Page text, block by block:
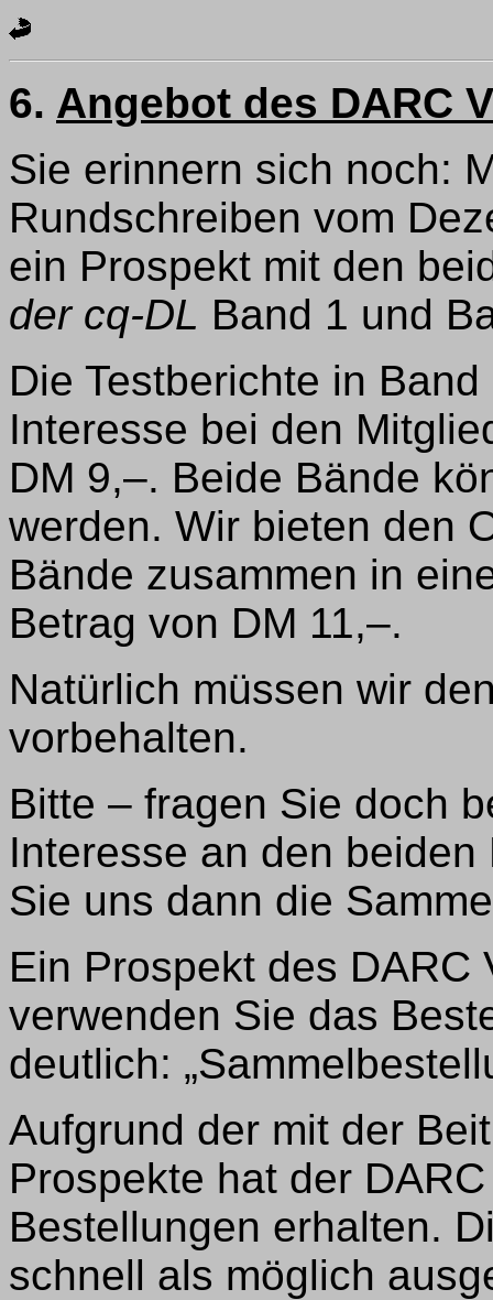
6. Angebot des DARC
Sie erinnern sich noch:
Rundschreiben vom
ein Prospekt mit den
der cq-DL Band 1 und
Die Testberichte in
Interesse bei den
DM 9,–. Beide Bände
werden. Wir bieten den
Bände zusammen in
Betrag von DM 11,–.
Natürlich müssen wir
vorbehalten.
Bitte – fragen Sie doch
Interesse an den
Sie uns dann die
Ein Prospekt des DARC
verwenden Sie das
deutlich:
Aufgrund der mit der
Prospekte hat der
Bestellungen erhalten.
schnell als möglich